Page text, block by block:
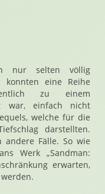
nur selten völlig
konnten eine Reihe
zu einem
war, einfach nicht
welche für die
darstellten.
andere Fälle. So wie
Werk „Sandman:
erwarten,